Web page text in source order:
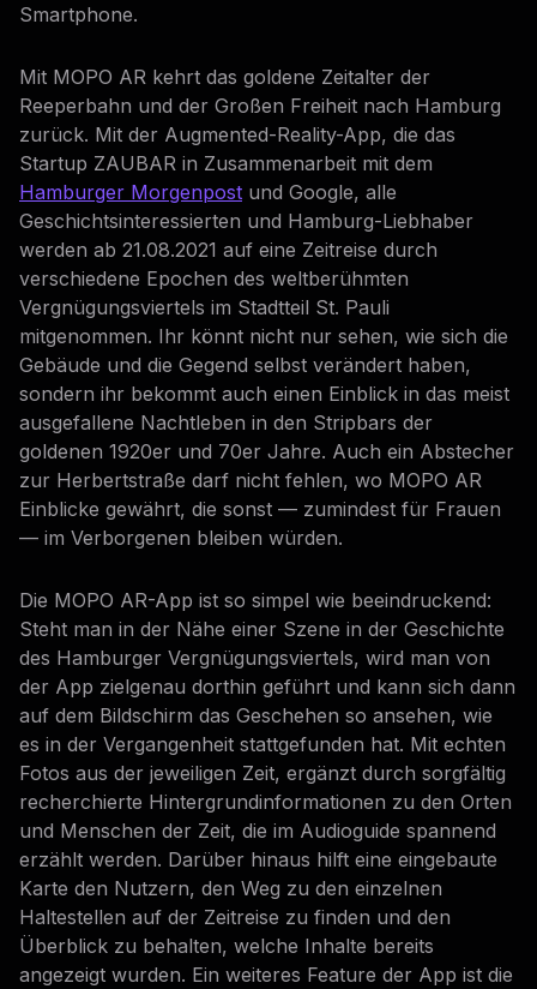
Smartphone.
Mit MOPO AR kehrt das goldene Zeitalter der
Reeperbahn und der Großen Freiheit nach Hamburg
zurück. Mit der Augmented-Reality-App, die das
Startup ZAUBAR in Zusammenarbeit mit dem
Hamburger Morgenpost und Google, alle
Geschichtsinteressierten und Hamburg-Liebhaber
werden ab 21.08.2021 auf eine Zeitreise durch
verschiedene Epochen des weltberühmten
Vergnügungsviertels im Stadtteil St. Pauli
mitgenommen. Ihr könnt nicht nur sehen, wie sich die
Gebäude und die Gegend selbst verändert haben,
sondern ihr bekommt auch einen Einblick in das meist
ausgefallene Nachtleben in den Stripbars der
goldenen 1920er und 70er Jahre. Auch ein Abstecher
zur Herbertstraße darf nicht fehlen, wo MOPO AR
Einblicke gewährt, die sonst — zumindest für Frauen
— im Verborgenen bleiben würden.
Die MOPO AR-App ist so simpel wie beeindruckend:
Steht man in der Nähe einer Szene in der Geschichte
des Hamburger Vergnügungsviertels, wird man von
der App zielgenau dorthin geführt und kann sich dann
auf dem Bildschirm das Geschehen so ansehen, wie
es in der Vergangenheit stattgefunden hat. Mit echten
Fotos aus der jeweiligen Zeit, ergänzt durch sorgfältig
recherchierte Hintergrundinformationen zu den Orten
und Menschen der Zeit, die im Audioguide spannend
erzählt werden. Darüber hinaus hilft eine eingebaute
Karte den Nutzern, den Weg zu den einzelnen
Haltestellen auf der Zeitreise zu finden und den
Überblick zu behalten, welche Inhalte bereits
angezeigt wurden. Ein weiteres Feature der App ist die